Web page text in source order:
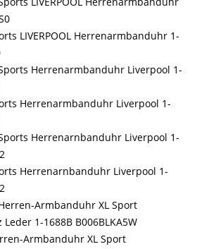
LIVERPOOL Herrenarmbanduhr 1-
Herrenarmbanduhr Liverpool 1-
Herrenarnbanduhr Liverpool 1-
Armbanduhr XL Sport